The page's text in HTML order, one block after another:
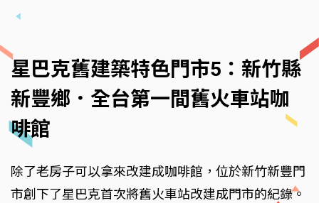
星巴克舊建築特色門市5：新竹縣
新豐鄉．全台第一間舊火車站咖
啡館
除了老房子可以拿來改建成咖啡館，位於新竹新豐門
市創下了星巴克首次將舊火車站改建成門市的紀錄。